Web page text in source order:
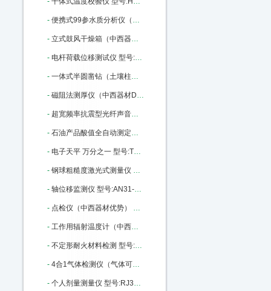
- 便携式99参水质分析仪（中西器材优势） 型号:ZK13-WDC-PC03库号：M316536
- 立式鼓风干燥箱（中西器材） 型号:M157916库号：M157916
- 电杆荷载位移测试仪 型号:WY18-170436库号：M170436
- 一体式半圆凿钻（土壤柱状采样土钻） 型号:BJ7-Y1库号：M175722
- 磁阻法测厚仪（中西器材D优势） 型号:SH24-HCC-18A库号：M179209
- 超宽频率抗震型光纤声音传感器 进口 型号:MKM-2200库号：M314923
- 石油产品酸值全自动测定仪 中西优势 型号:XJ93-ZHSZ601库号：M335894
- 电子天平 万分之一 型号:TT12-FA1204库号：M379173
- 钢球粗糙度激光式测量仪 型号:LY71-CU9505B库号：M385937
- 轴位移监测仪 型号:AN31-VB-Z410库号：M389977
- 点检仪（中西器材优势） 型号:SH24-HY-880库号：M364080
- 工作用辐射温度计（中西器材优势） 型号:SH24-HY-303A库号：M364086
- 不定形耐火材料检测 型号:GY08-GDP-500库号：M367078
- 4合1气体检测仪（气体可选） 型号:ZA01-KP836 CO/NH3/02/EX库号：M404191
- 个人剂量测量仪 型号:RJ31-RJ31-8108库号：M405559